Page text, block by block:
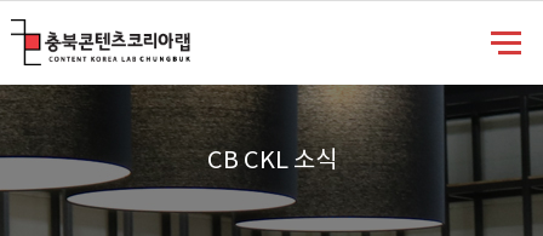
CB CKL 소식